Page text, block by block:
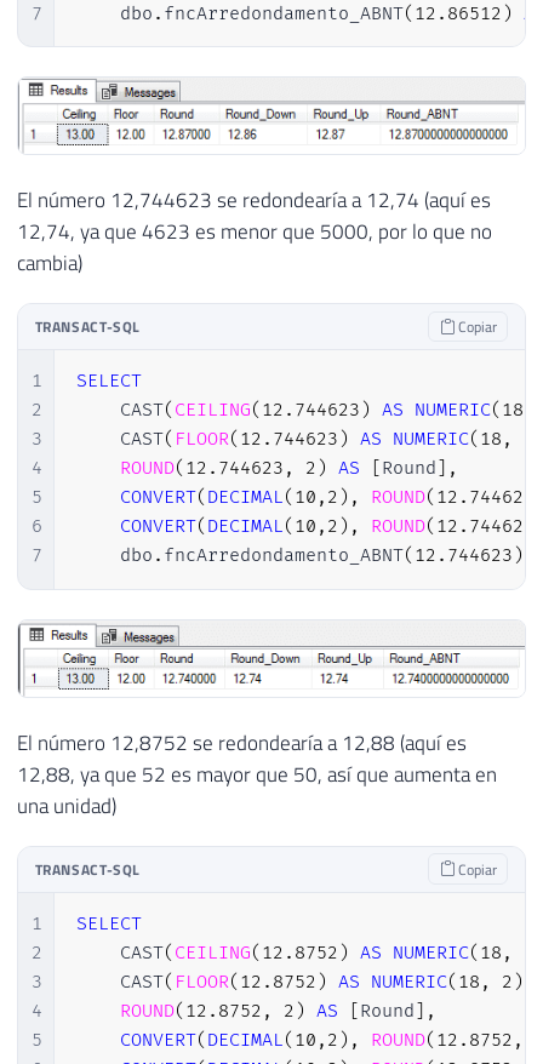
7
    dbo
. fncArredondamento_ABNT( 12.86512 )
El número 12,744623 se redondearía a 12,74 (aquí es
12,74, ya que 4623 es menor que 5000, por lo que no
cambia)
TRANSACT-SQL Copiar
1
2
3
4
5
6
7
SELECT
    CAST
( CEILING( 12.744623 ) AS NUMERIC( 18
    CAST
( FLOOR( 12.744623 ) AS NUMERIC( 18 ,
ROUND( 12.744623 , 2 ) AS Round
,
CONVERT( DECIMAL( 10 , 2 ) , ROUND( 12.744623
CONVERT( DECIMAL( 10 , 2 ) , ROUND( 12.744623
    dbo
. fncArredondamento_ABNT( 12.744623 )
El número 12,8752 se redondearía a 12,88 (aquí es
12,88, ya que 52 es mayor que 50, así que aumenta en
una unidad)
TRANSACT-SQL Copiar
1
2
3
4
5
SELECT
    CAST
( CEILING( 12.8752 ) AS NUMERIC( 18 ,
    CAST
( FLOOR( 12.8752 ) AS NUMERIC( 18 , 2 )
ROUND( 12.8752 , 2 ) AS [Round] ,
CONVERT( DECIMAL( 10 , 2 ) , ROUND( 12.8752 ,